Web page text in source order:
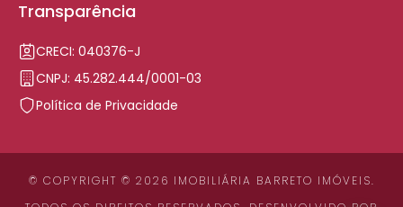
Transparência
CRECI: 040376-J
CNPJ: 45.282.444/0001-03
Política de Privacidade
© COPYRIGHT © 2026 IMOBILIÁRIA BARRETO IMÓVEIS.